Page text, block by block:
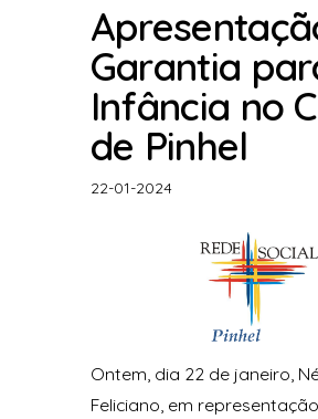
Garantia
Infância no
de Pinhel
22-01-2024
Ontem, dia 22 de janeiro,
Feliciano, em